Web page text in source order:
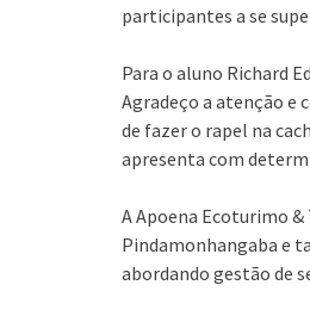
participantes a se
Para o aluno Richard
Agradeço a atenção e
de fazer o rapel na
apresenta com
A Apoena Ecoturimo
Pindamonhangaba e
abordando gestão de